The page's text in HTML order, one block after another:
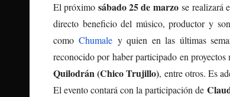
El próximo sábado 25 de marzose realizará
directo beneficio del músico, productor y
comoChumale y quien en las últimas
reconocido por haber participado en
Quilodrán (Chico Trujillo), entre otros. Es
El evento contará con la participación de